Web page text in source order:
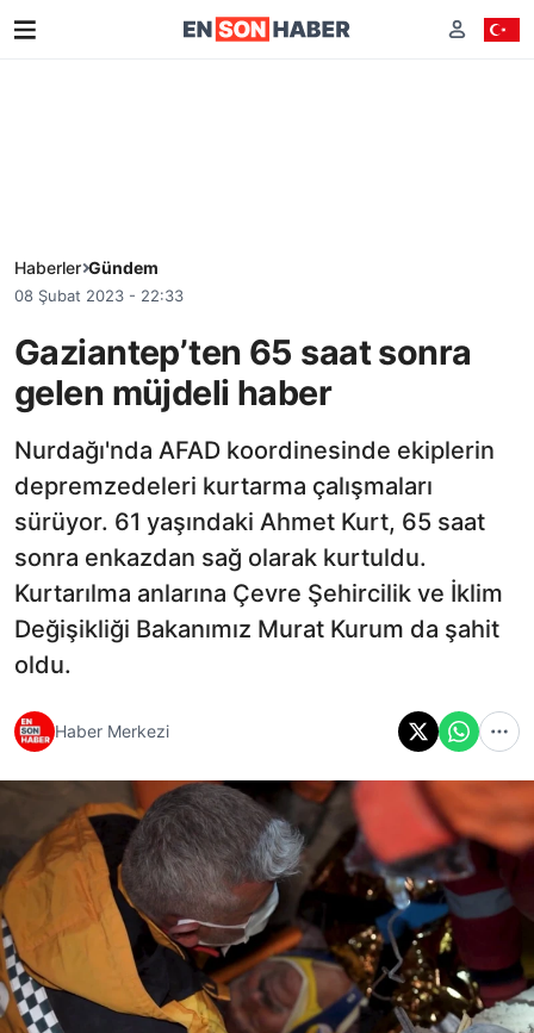
Haberler Gündem
08 Şubat 2023 - 22:33
Gaziantep’ten 65 saat sonra
gelen müjdeli haber
Nurdağı'nda AFAD koordinesinde ekiplerin
depremzedeleri kurtarma çalışmaları
sürüyor. 61 yaşındaki Ahmet Kurt, 65 saat
sonra enkazdan sağ olarak kurtuldu.
Kurtarılma anlarına Çevre Şehircilik ve İklim
Değişikliği Bakanımız Murat Kurum da şahit
oldu.
Haber Merkezi